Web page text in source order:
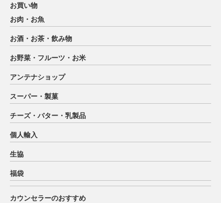
お買い物
お肉・お魚
お酒・お茶・飲み物
お野菜・フルーツ・お米
アンテナショップ
スーパー・製菓
チーズ・バター・乳製品
個人輸入
生協
福袋
カウンセラーのおすすめ